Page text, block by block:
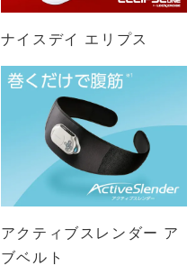
ナイスデイ エリプス
アクティブスレンダー ア
ブベルト